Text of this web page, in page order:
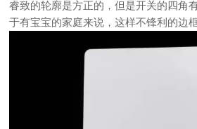
睿致的轮廓是方正的，但是开关的四角
于有宝宝的家庭来说，这样不锋利的边